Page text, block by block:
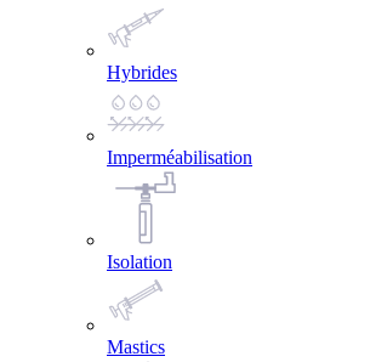
Hybrides
Imperméabilisation
Isolation
Mastics